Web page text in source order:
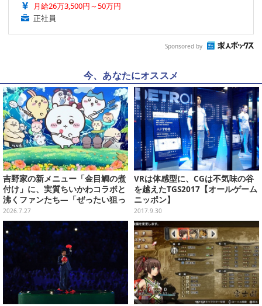
月給26万3,500円～50万円
正社員
Sponsored by
今、あなたにオススメ
吉野家の新メニュー「金目鯛の煮
付け」に、実質ちいかわコラボと
沸くファンたち―「ぜったい狙っ
ただろ！」「映画公開のタイミン
グで妙だな？」
2026.7.27
VRは体感型に、CGは不気味の谷
を越えたTGS2017【オールゲーム
ニッポン】
2017.9.30